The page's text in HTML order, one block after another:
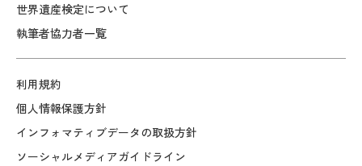
世界遺産検定について
執筆者協力者一覧
利用規約
個人情報保護方針
インフォマティブデータの取扱方針
ソーシャルメディアガイドライン